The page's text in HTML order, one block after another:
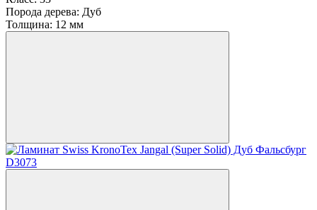
Порода дерева: Дуб
Толщина: 12 мм